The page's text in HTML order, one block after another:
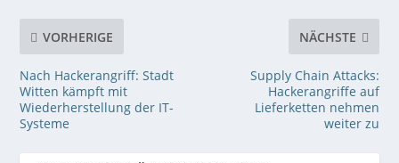
VORHERIGE
Nach Hackerangriff: Stadt
Witten kämpft mit
Wiederherstellung der IT-
Systeme
NÄCHSTE
Supply Chain Attacks:
Hackerangriffe auf
Lieferketten nehmen
weiter zu